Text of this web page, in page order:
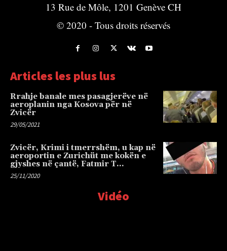
13 Rue de Môle, 1201 Genève CH
© 2020 - Tous droits réservés
Articles les plus lus
Rrahje banale mes pasagjerëve në
aeroplanin nga Kosova për në
Zvicër
29/05/2021
Zvicër, Krimi i tmerrshëm, u kap në
aeroportin e Zurichüt me kokën e
gjyshes në çantë, Fatmir T…
25/11/2020
Vidéo